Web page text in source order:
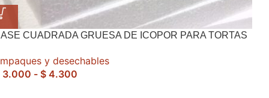
CUADRADA GRUESA DE ICOPOR PARA TORTAS
y desechables
3.000 - $ 4.300